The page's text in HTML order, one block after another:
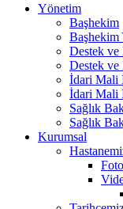
Yönetim
Başhekim
Başhekim
Destek
Destek ve
İdari Mali
İdari Mali
Sağlık
Sağlık
Kurumsal